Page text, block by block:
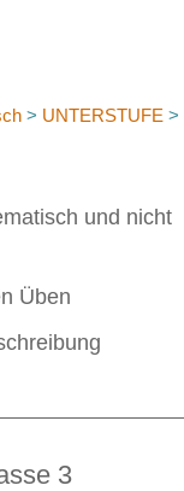
> UNTERSTUFE >
und nicht
Üben
3